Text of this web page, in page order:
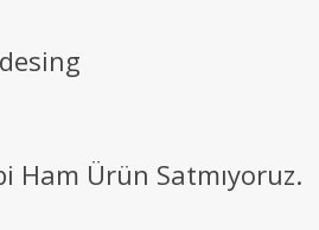
Ham Ürün Satmıyoruz.